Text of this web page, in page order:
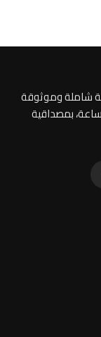
شاملة وموثوقة
بمصداقية